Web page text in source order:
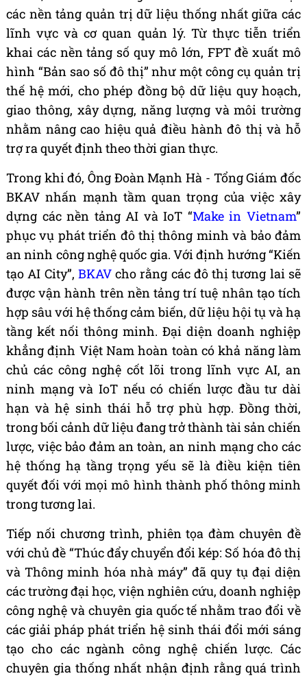
các nền tảng quản trị dữ liệu thống nhất giữa các
lĩnh vực và cơ quan quản lý. Từ thực tiễn triển
khai các nền tảng số quy mô lớn, FPT đề xuất mô
hình “Bản sao số đô thị” như một công cụ quản trị
thế hệ mới, cho phép đồng bộ dữ liệu quy hoạch,
giao thông, xây dựng, năng lượng và môi trường
nhằm nâng cao hiệu quả điều hành đô thị và hỗ
trợ ra quyết định theo thời gian thực.
Trong khi đó, Ông Đoàn Mạnh Hà - Tổng Giám đốc
BKAV nhấn mạnh tầm quan trọng của việc xây
dựng các nền tảng AI và IoT “Make in Vietnam”
phục vụ phát triển đô thị thông minh và bảo đảm
an ninh công nghệ quốc gia. Với định hướng “Kiến
tạo AI City”, BKAVcho rằng các đô thị tương lai sẽ
được vận hành trên nền tảng trí tuệ nhân tạo tích
hợp sâu với hệ thống cảm biến, dữ liệu hội tụ và hạ
tầng kết nối thông minh. Đại diện doanh nghiệp
khẳng định Việt Nam hoàn toàn có khả năng làm
chủ các công nghệ cốt lõi trong lĩnh vực AI, an
ninh mạng và IoT nếu có chiến lược đầu tư dài
hạn và hệ sinh thái hỗ trợ phù hợp. Đồng thời,
trong bối cảnh dữ liệu đang trở thành tài sản chiến
lược, việc bảo đảm an toàn, an ninh mạng cho các
hệ thống hạ tầng trọng yếu sẽ là điều kiện tiên
quyết đối với mọi mô hình thành phố thông minh
trong tương lai.
Tiếp nối chương trình, phiên tọa đàm chuyên đề
với chủ đề “Thúc đẩy chuyển đổi kép: Số hóa đô thị
và Thông minh hóa nhà máy” đã quy tụ đại diện
các trường đại học, viện nghiên cứu, doanh nghiệp
công nghệ và chuyên gia quốc tế nhằm trao đổi về
các giải pháp phát triển hệ sinh thái đổi mới sáng
tạo cho các ngành công nghệ chiến lược. Các
chuyên gia thống nhất nhận định rằng quá trình